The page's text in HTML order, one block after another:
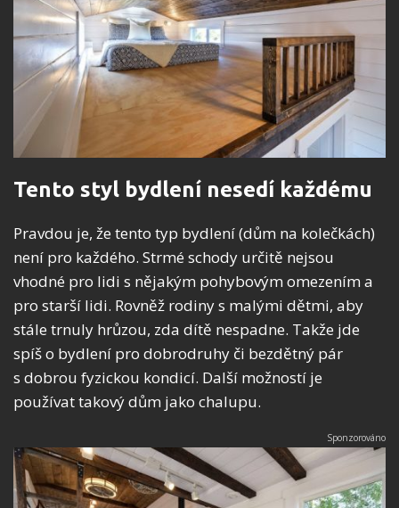
Tento styl bydlení nesedí každému
Pravdou je, že tento typ bydlení (dům na kolečkách)
není pro každého. Strmé schody určitě nejsou
vhodné pro lidi s nějakým pohybovým omezením a
pro starší lidi. Rovněž rodiny s malými dětmi, aby
stále trnuly hrůzou, zda dítě nespadne. Takže jde
spíš o bydlení pro dobrodruhy či bezdětný pár
s dobrou fyzickou kondicí. Další možností je
používat takový dům jako chalupu.